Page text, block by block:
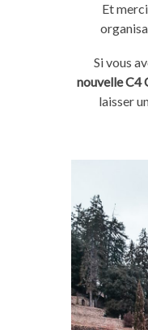
Et
Si vous
nouvelleC4
laisser